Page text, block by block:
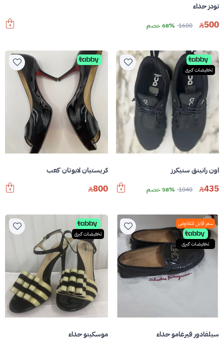
تودز حذاء
500
1600 68% خصم
تخفيضات كبرى
اون رانينق سنيكرز
435
1040 58% خصم
كريستيان لابوتان كعب
800
سعر قابل للتفاوض
تخفيضات كبرى
سيلفادور فيرغامو حذاء
تخفيضات كبرى
موسكينو حذاء